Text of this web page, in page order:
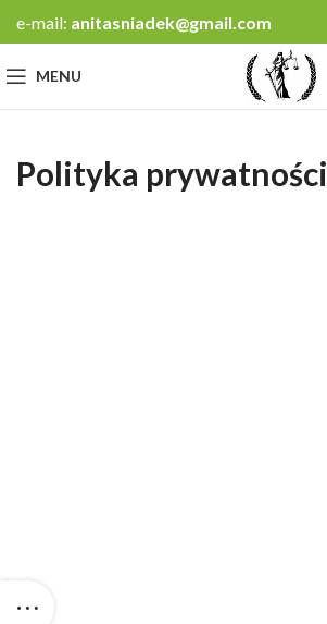
e-mail: anitasniadek@gmail.com
MENU
Polityka prywatności